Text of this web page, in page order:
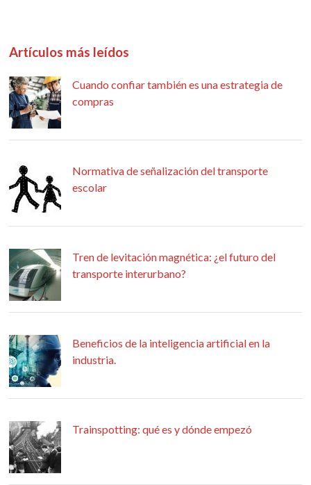
Artículos más leídos
Cuando confiar también es una estrategia de
compras
Normativa de señalización del transporte
escolar
Tren de levitación magnética: ¿el futuro del
transporte interurbano?
Beneficios de la inteligencia artificial en la
industria.
Trainspotting: qué es y dónde empezó